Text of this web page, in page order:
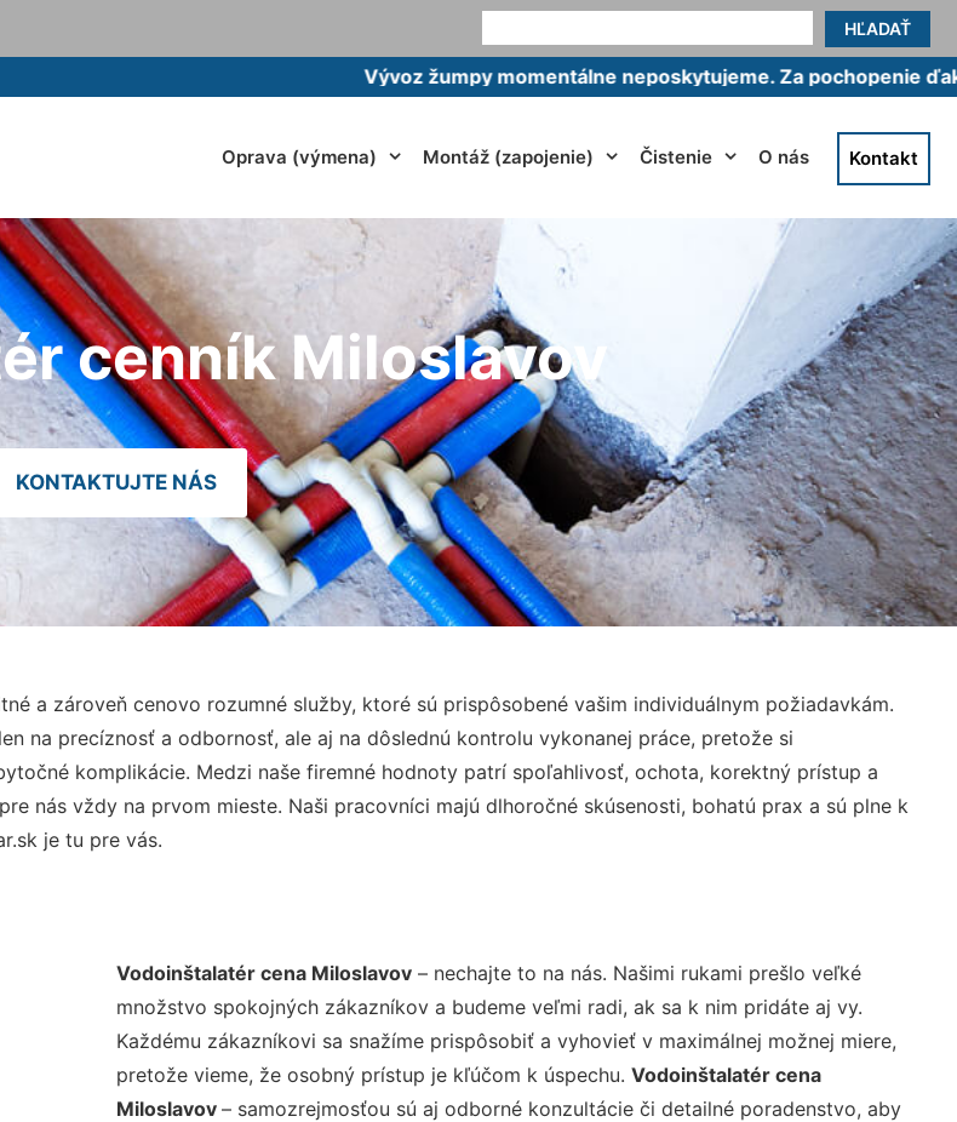
HĽADAŤ
Vývoz žumpy momentálne neposkytujeme. Za pochopenie ďakujeme.
Oprava (výmena) Montáž (zapojenie) Čistenie O nás Kontakt
cenník Miloslavov
KONTAKTUJTE NÁS
a zároveň cenovo rozumné služby, ktoré sú prispôsobené vašim individuálnym požiadavkám.
na precíznosť a odbornosť, ale aj na dôslednú kontrolu vykonanej práce, pretože si
komplikácie. Medzi naše firemné hodnoty patrí spoľahlivosť, ochota, korektný prístup a
nás vždy na prvom mieste. Naši pracovníci majú dlhoročné skúsenosti, bohatú prax a sú plne k
je tu pre vás.
Vodoinštalatér cena Miloslavov– nechajte to na nás. Našimi rukami prešlo veľké
množstvo spokojných zákazníkov a budeme veľmi radi, ak sa k nim pridáte aj vy.
Každému zákazníkovi sa snažíme prispôsobiť a vyhovieť v maximálnej možnej miere,
pretože vieme, že osobný prístup je kľúčom k úspechu. Vodoinštalatér cena
Miloslavov – samozrejmosťou sú aj odborné konzultácie či detailné poradenstvo, aby